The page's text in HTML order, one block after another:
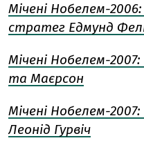
Мічені Нобелем-
стратег Едмунд
Мічені Нобелем-2007:
та Маєрсон
Мічені Нобелем-
Леонід Гурвіч